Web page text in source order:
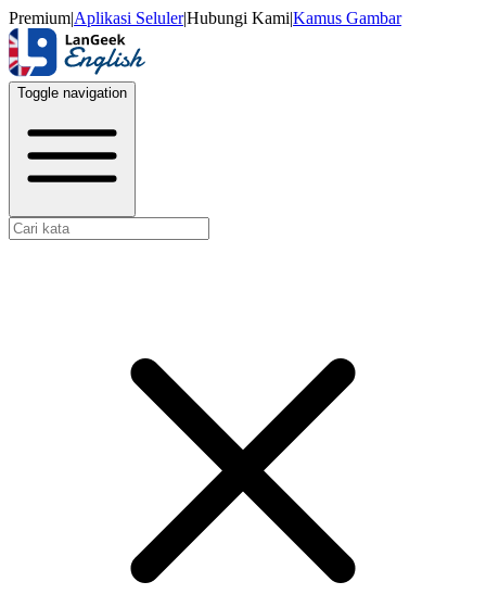
Premium|Aplikasi Seluler|Hubungi Kami|Kamus Gambar
Toggle navigation